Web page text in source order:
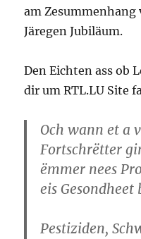
am Zesummenhang
Järegen Jubiläum.
Den Eichten ass ob
dir um RTL.LU Site
Och wann et a
Fortschrëtter
ëmmer nees
eis Gesondheet
Pestiziden,